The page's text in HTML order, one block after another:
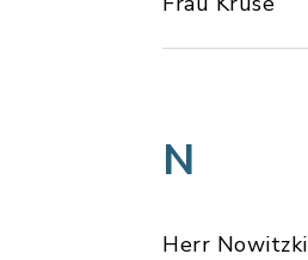
N
Herr Nowitzki